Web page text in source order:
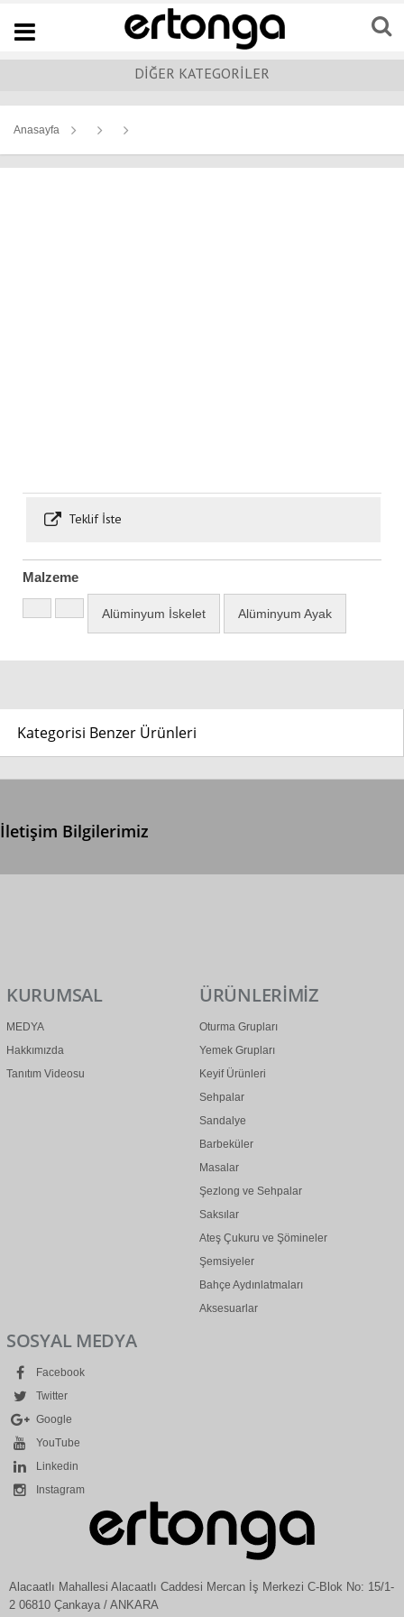
Navigation
DİĞER KATEGORİLER
Anasayfa
Teklif İste
Malzeme
Alüminyum İskelet Alüminyum Ayak
Kategorisi Benzer Ürünleri
İletişim Bilgilerimiz
KURUMSAL
MEDYA
Hakkımızda
Tanıtım Videosu
ÜRÜNLERİMİZ
Oturma Grupları
Yemek Grupları
Keyif Ürünleri
Sehpalar
Sandalye
Barbeküler
Masalar
Şezlong ve Sehpalar
Saksılar
Ateş Çukuru ve Şömineler
Şemsiyeler
Bahçe Aydınlatmaları
Aksesuarlar
SOSYAL MEDYA
Facebook
Twitter
Google
YouTube
Linkedin
Instagram
Alacaatlı Mahallesi Alacaatlı Caddesi Mercan İş Merkezi C-Blok No: 15/1-
2 06810 Çankaya / ANKARA